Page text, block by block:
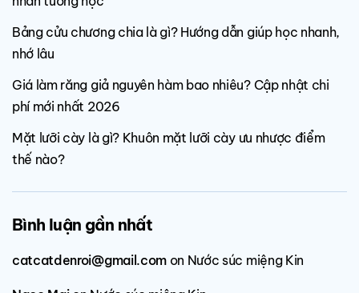
Bảng cửu chương chia là gì? Hướng dẫn giúp học nhanh,
nhớ lâu
Giá làm răng giả nguyên hàm bao nhiêu? Cập nhật chi
phí mới nhất 2026
Mặt lưỡi cày là gì? Khuôn mặt lưỡi cày ưu nhược điểm
thế nào?
Bình luận gần nhất
catcatdenroi@gmail.comon Nước súc miệng Kin